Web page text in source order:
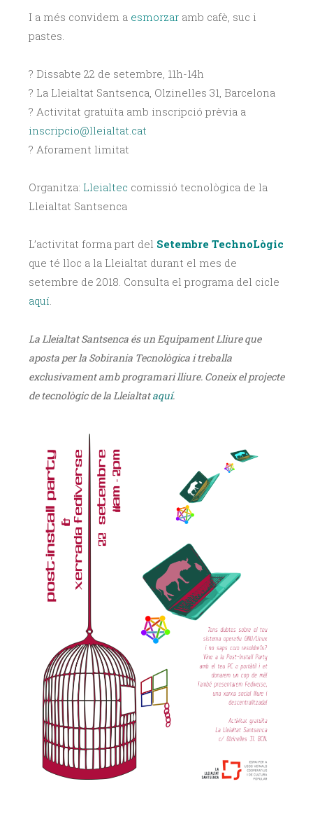
I a més convidem a esmorzar amb cafè, suc i
pastes.
?️ Dissabte 22 de setembre, 11h-14h
? La Lleialtat Santsenca, Olzinelles 31, Barcelona
? Activitat gratuïta amb inscripció prèvia a
inscripcio@lleialtat.cat
? Aforament limitat
Organitza: Lleialtec comissió tecnològica de la
Lleialtat Santsenca
L’activitat forma part del Setembre TechnoLògic
que té lloc a la Lleialtat durant el mes de
setembre de 2018. Consulta el programa del cicle
aquí.
La Lleialtat Santsenca és un Equipament Lliure que
aposta per la Sobirania Tecnològica i treballa
exclusivament amb programari lliure. Coneix el projecte
de tecnològic de la Lleialtataquí.